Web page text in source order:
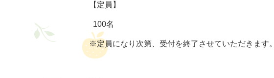
【定員】
100名
※定員になり次第、受付を終了させていただきます。